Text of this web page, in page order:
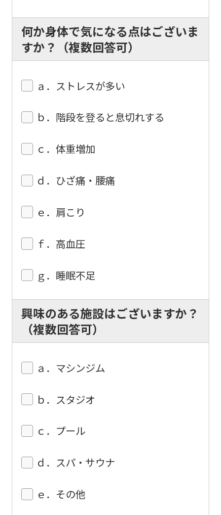
何か身体で気になる点はございま
すか？（複数回答可）
ａ．ストレスが多い
ｂ．階段を登ると息切れする
ｃ．体重増加
ｄ．ひざ痛・腰痛
ｅ．肩こり
ｆ．高血圧
ｇ．睡眠不足
興味のある施設はございますか？
（複数回答可）
ａ．マシンジム
ｂ．スタジオ
ｃ．プール
ｄ．スパ・サウナ
ｅ．その他
this
before
using
the